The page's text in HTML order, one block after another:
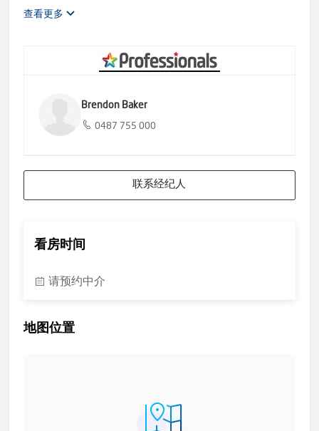
查看更多
Brendon Baker
0487 755 000
联系经纪人
看房时间
请预约中介
地图位置